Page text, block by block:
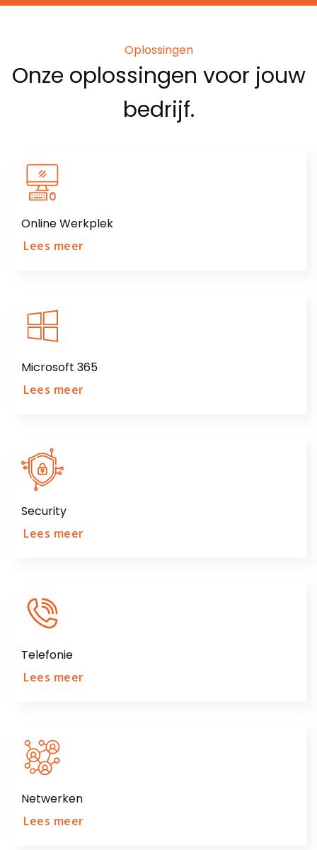
Oplossingen
Onze oplossingen voor jouw
bedrijf.
Online Werkplek
Lees meer
Microsoft 365
Lees meer
Security
Lees meer
Telefonie
Lees meer
Netwerken
Lees meer